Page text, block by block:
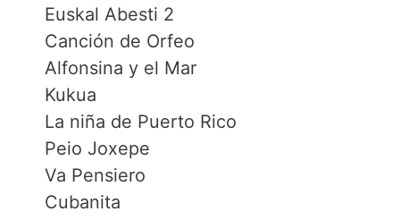
Euskal Abesti 2
Canción de Orfeo
Alfonsina y el Mar
Kukua
La niña de Puerto Rico
Peio Joxepe
Va Pensiero
Cubanita